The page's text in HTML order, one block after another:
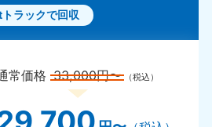
トラックで回収
常価格33,000円〜 （税込）